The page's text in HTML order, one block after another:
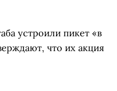
устроили пикет «в
что их акция